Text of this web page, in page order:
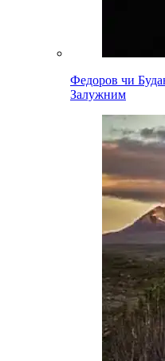
Федоров чи
Залужним